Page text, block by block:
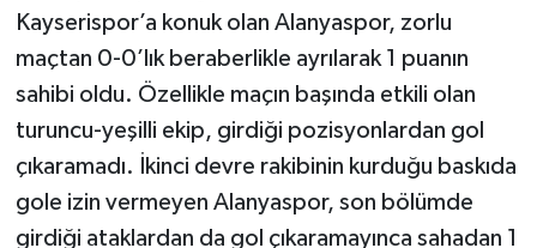
Kayserispor’a konuk olan Alanyaspor, zorlu
maçtan 0-0’lık beraberlikle ayrılarak 1 puanın
sahibi oldu. Özellikle maçın başında etkili olan
turuncu-yeşilli ekip, girdiği pozisyonlardan gol
çıkaramadı. İkinci devre rakibinin kurduğu baskıda
gole izin vermeyen Alanyaspor, son bölümde
girdiği ataklardan da gol çıkaramayınca sahadan 1